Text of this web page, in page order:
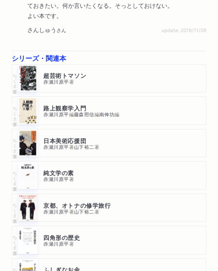
ておきたい。何か言いたくなる。そっとしておけない。
よい本です。
さんしゅう さん update: 2018/11/09
シリーズ・関連本
ちくま文庫 超芸術トマソン
赤瀬川原平著
ちくま文庫 路上観察学入門
赤瀬川原平編藤森照信編南伸坊編
ちくま文庫 日本美術応援団
赤瀬川原平著山下裕二著
ちくま文庫 純文学の素
赤瀬川原平著
ちくま文庫 京都、オトナの修学旅行
赤瀬川原平著山下裕二著
ちくま文庫 四角形の歴史
赤瀬川原平著